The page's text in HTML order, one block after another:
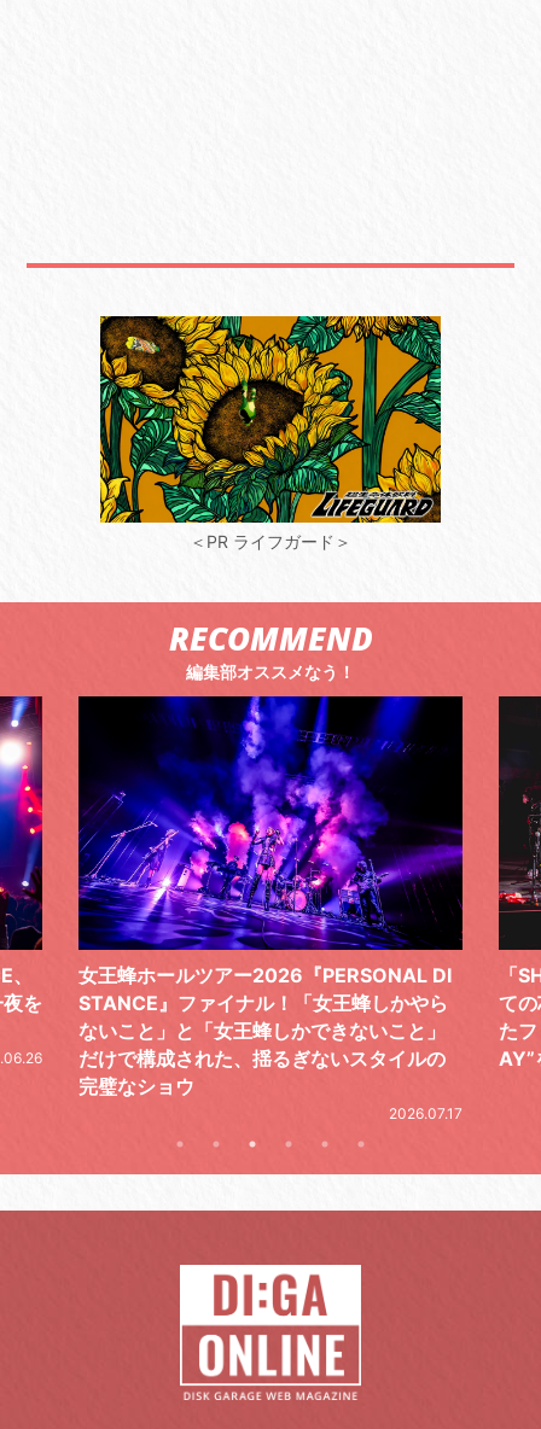
＜PR ライフガード＞
RECOMMEND
編集部オススメなう！
ら
の
「SHISHAMOでした!!!」ロックバンドとし
ての芯を貫き通し、笑顔と感謝で泳ぎ切っ
たファイナルライブ、DAY2“GOODBYE D
AY”をレポート
気
レ